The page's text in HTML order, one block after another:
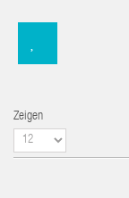
Zeigen